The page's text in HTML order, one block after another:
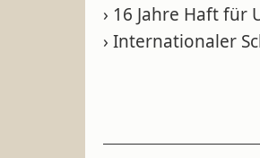
› 16 Jahre Haft für
› Internationaler